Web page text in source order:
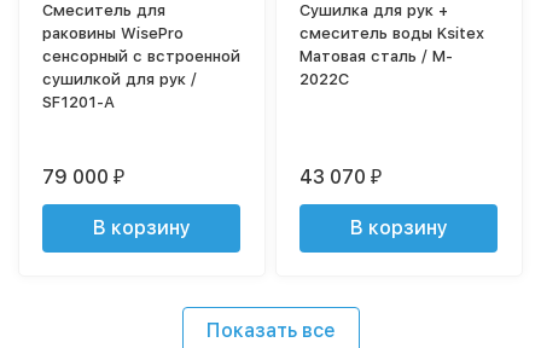
Смеситель для
раковины WisePro
сенсорный с встроенной
сушилкой для рук /
SF1201-A
79 000₽
В корзину
Сушилка для рук +
смеситель воды Ksitex
Матовая сталь / M-
2022C
43 070₽
В корзину
Показать все